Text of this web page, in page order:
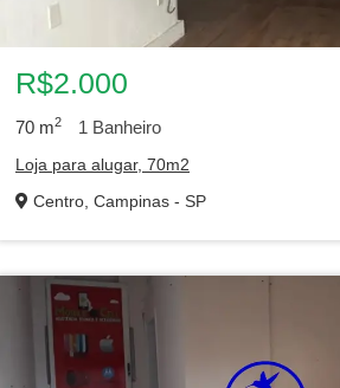
R$2.000
70 m2 1 Banheiro
Loja para alugar, 70m2
Centro, Campinas - SP